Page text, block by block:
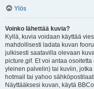
Ylös
Voinko lähettää kuvia?
Kyllä, kuvia voidaan käyttää
mahdollisesti ladata kuvan
julkisesti saatavilla olevaan
picture.gif. Et voi antaa
yleinen palvelin) tai kuviin,
hotmail tai yahoo
Näyttääksesi kuvan, käytä